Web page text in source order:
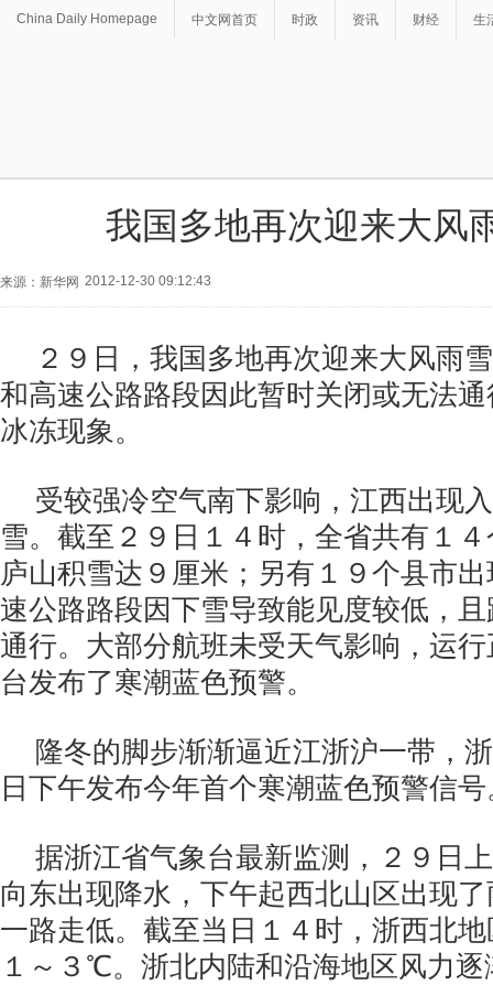
China Daily Homepage 中文网首页 时政 资讯 财经 生
我国多地再次迎来大风
来源：新华网 2012-12-30 09:12:43
２９日，我国多地再次迎来大风雨
和高速公路路段因此暂时关闭或无法
冰冻现象。
受较强冷空气南下影响，江西出现
雪。截至２９日１４时，全省共有１
庐山积雪达９厘米；另有１９个县市
速公路路段因下雪导致能见度较低，
通行。大部分航班未受天气影响，运
台发布了寒潮蓝色预警。
隆冬的脚步渐渐逼近江浙沪一带，
日下午发布今年首个寒潮蓝色预警信号
据浙江省气象台最新监测，２９日
向东出现降水，下午起西北山区出现
一路走低。截至当日１４时，浙西北
１～３℃。浙北内陆和沿海地区风力